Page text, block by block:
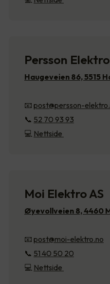
Persson
Haugeveien 86, 5515
📧 post@persson-
📞 52 70 93 93
💻 Nettside
Moi Elektro AS
Øyevollveien 8, 4460
📧 post@moi-elektro.no
📞 51 40 50 20
💻 Nettside